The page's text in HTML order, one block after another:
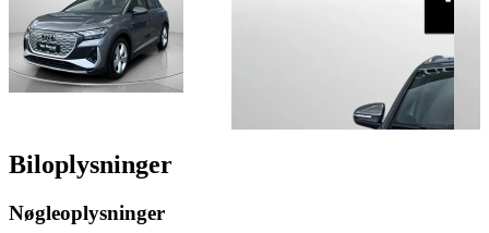
Biloplysninger
Nøgleoplysninger